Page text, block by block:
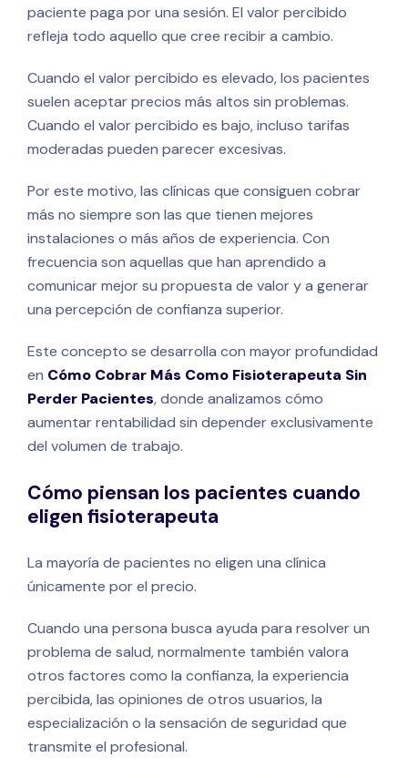
paciente paga por una sesión. El valor percibido
refleja todo aquello que cree recibir a cambio.
Cuando el valor percibido es elevado, los pacientes
suelen aceptar precios más altos sin problemas.
Cuando el valor percibido es bajo, incluso tarifas
moderadas pueden parecer excesivas.
Por este motivo, las clínicas que consiguen cobrar
más no siempre son las que tienen mejores
instalaciones o más años de experiencia. Con
frecuencia son aquellas que han aprendido a
comunicar mejor su propuesta de valor y a generar
una percepción de confianza superior.
Este concepto se desarrolla con mayor profundidad
en Cómo Cobrar Más Como Fisioterapeuta Sin
Perder Pacientes, donde analizamos cómo
aumentar rentabilidad sin depender exclusivamente
del volumen de trabajo.
Cómo piensan los pacientes cuando
eligen fisioterapeuta
La mayoría de pacientes no eligen una clínica
únicamente por el precio.
Cuando una persona busca ayuda para resolver un
problema de salud, normalmente también valora
otros factores como la confianza, la experiencia
percibida, las opiniones de otros usuarios, la
especialización o la sensación de seguridad que
transmite el profesional.